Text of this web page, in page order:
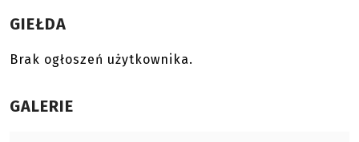
GIEŁDA
Brak ogłoszeń użytkownika.
GALERIE